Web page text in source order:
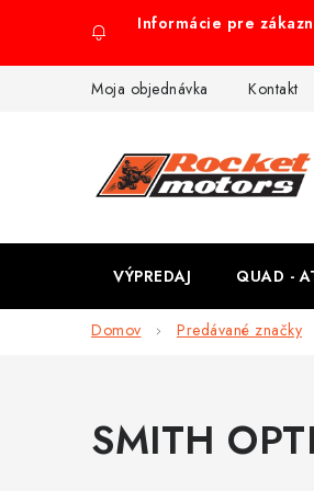
obsah
Moja objednávka Kontakt
VÝPREDAJ QUAD -
Domov Predávané značky
SMITH